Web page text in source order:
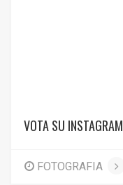
VOTA SU INSTAGRAM
FOTOGRAFIA